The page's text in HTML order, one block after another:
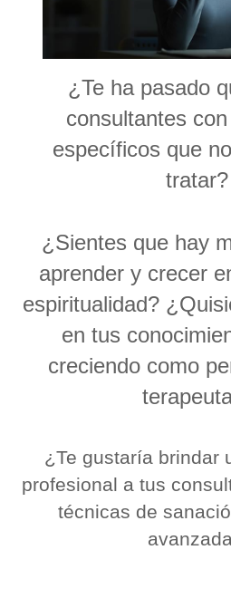
¿Te ha pasado
consultantes
específicos que
tratar?
¿Sientes que hay
aprender y crecer
espiritualidad?
en tus
creciendo como
¿Te gustaría brindar
profesional a tus
técnicas de